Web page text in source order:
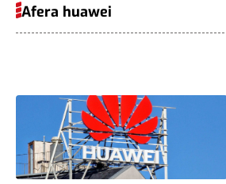
Afera huawei